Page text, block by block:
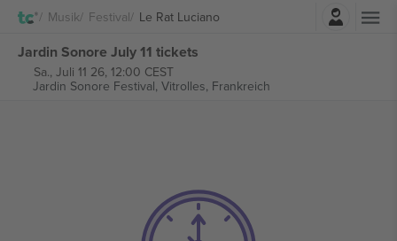
Musik Festival Le Rat Luciano
Jardin Sonore July 11 tickets
Sa., Juli 11 26, 12:00 CEST
Jardin Sonore Festival, Vitrolles, Frankreich